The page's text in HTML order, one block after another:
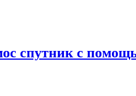
спутник с